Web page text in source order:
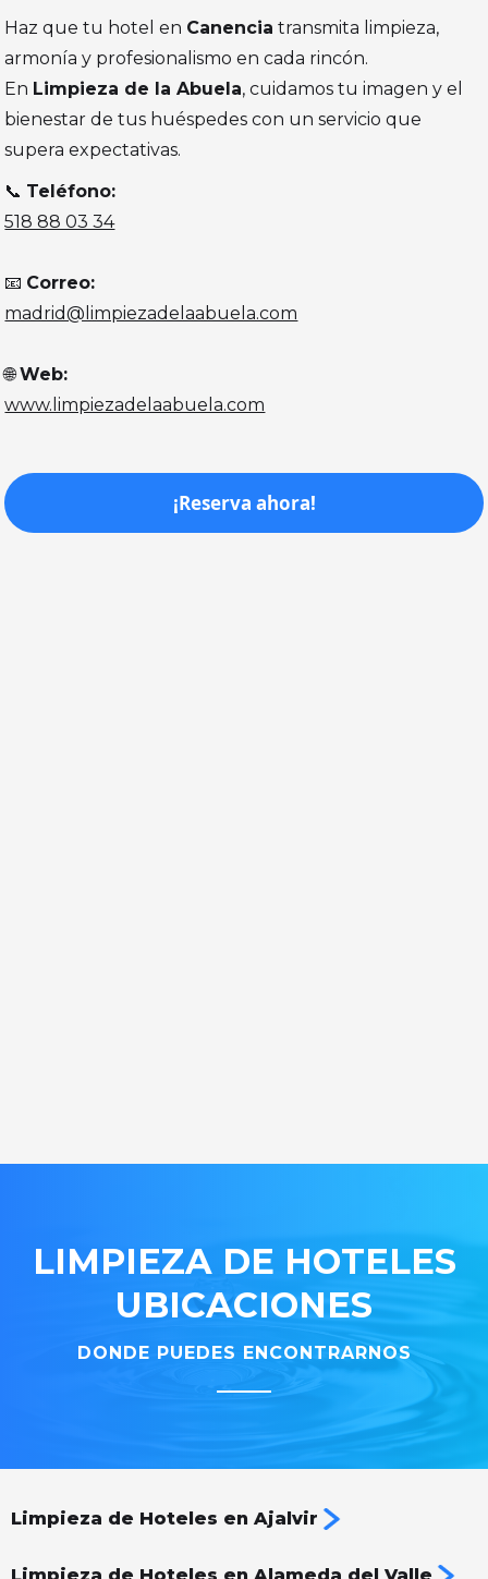
Haz que tu hotel en Canencia transmita limpieza,
armonía y profesionalismo en cada rincón.
En Limpieza de la Abuela, cuidamos tu imagen y el
bienestar de tus huéspedes con un servicio que
supera expectativas.
📞 Teléfono:
518 88 03 34
📧 Correo:
madrid@limpiezadelaabuela.com
🌐Web:
www.limpiezadelaabuela.com
¡Reserva ahora!
LIMPIEZA DE HOTELES
UBICACIONES
DONDE PUEDES ENCONTRARNOS
Limpieza de Hoteles en Ajalvir